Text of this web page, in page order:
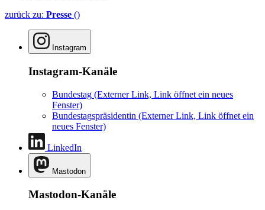
zurück zu: Presse ()
Instagram
Instagram-Kanäle
Bundestag (Externer Link, Link öffnet ein neues
Fenster)
Bundestagspräsidentin (Externer Link, Link öffnet ein
neues Fenster)
LinkedIn
Mastodon
Mastodon-Kanäle